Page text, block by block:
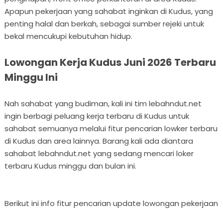
Apapun pekerjaan yang sahabat inginkan di Kudus, yang
penting halal dan berkah, sebagai sumber rejeki untuk
bekal mencukupi kebutuhan hidup.
Lowongan Kerja Kudus Juni 2026 Terbaru
Minggu Ini
Nah sahabat yang budiman, kali ini tim lebahndut.net
ingin berbagi peluang kerja terbaru di Kudus untuk
sahabat semuanya melalui fitur pencarian lowker terbaru
di Kudus dan area lainnya. Barang kali ada diantara
sahabat lebahndut.net yang sedang mencari loker
terbaru Kudus minggu dan bulan ini.
Berikut ini info fitur pencarian update lowongan pekerjaan